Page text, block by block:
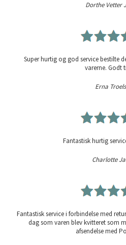
Dorthe Vetter
Super hurtig og god service bestilte
varerne. Godt
Erna
Fantastisk hurtig
Charlotte
Fantastisk service i forbindelse med
dag som varen blev kvitteret som
afsendelse med